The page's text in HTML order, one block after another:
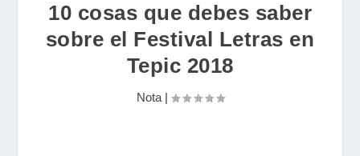
10 cosas que debes saber
sobre el Festival Letras en
Tepic 2018
Nota|